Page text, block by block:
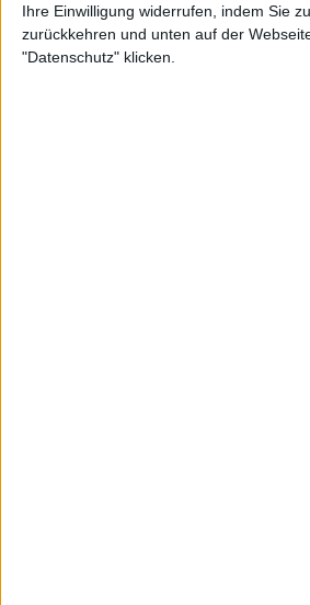
Ihre Einwilligung widerrufen, indem Sie
zurückkehren und unten auf der
"Datenschutz" klicken.